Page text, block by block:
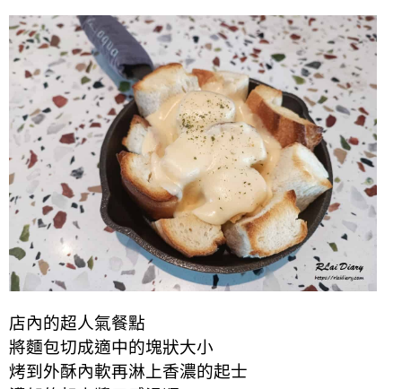
店內的超人氣餐點
將麵包切成適中的塊狀大小
烤到外酥內軟再淋上香濃的起士